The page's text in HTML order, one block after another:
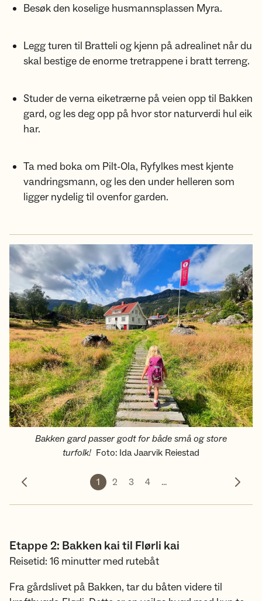
Besøk den koselige husmannsplassen Myra.
Legg turen til Bratteli og kjenn på adrealinet når du
skal bestige de enorme tretrappene i bratt terreng.
Studer de verna eiketrærne på veien opp til Bakken
gard, og les deg opp på hvor stor naturverdi hul eik
har.
Ta med boka om Pilt-Ola, Ryfylkes mest kjente
vandringsmann, og les den under helleren som
ligger nydelig til ovenfor garden.
Bakken gard passer godt for både små og store
turfolk! Foto: Ida Jaarvik Reiestad
Forrige bilde
1 2 3 4 ...
Etappe 2: Bakken kai til Flørli kai
Reisetid: 16 minutter med rutebåt
Fra gårdslivet på Bakken, tar du båten videre til